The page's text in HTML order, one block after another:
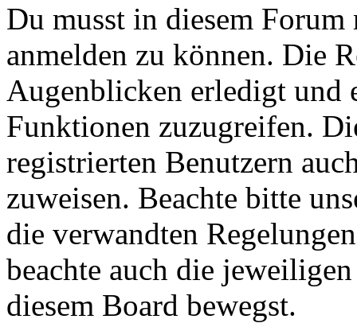
Du musst in diesem
anmelden zu können. Die
Augenblicken erledigt und
Funktionen zuzugreifen.
registrierten Benutzern
zuweisen. Beachte bitte
die verwandten
beachte auch die
diesem Board bewegst.